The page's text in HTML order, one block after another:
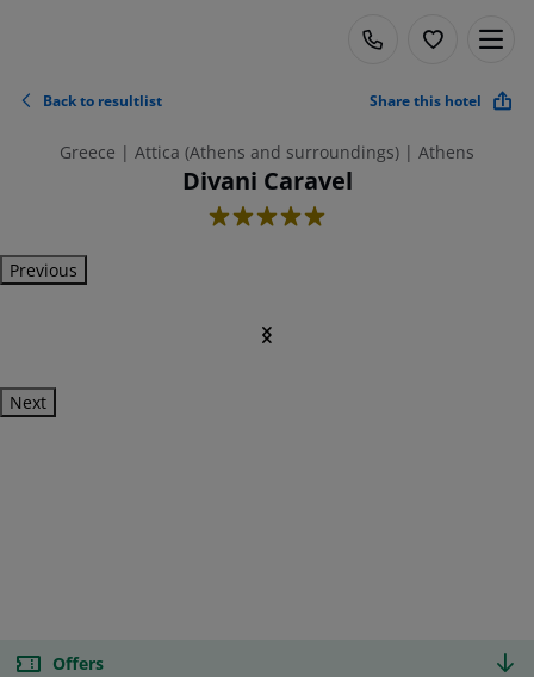
Back to resultlist Share this hotel
Greece | Attica (Athens and surroundings) | Athens
Divani Caravel
5
Previous
Next
Offers